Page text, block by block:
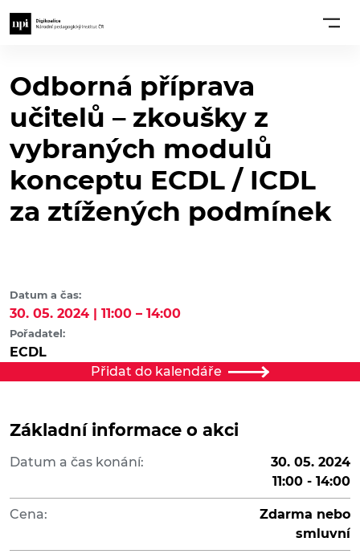
Odborná příprava
učitelů – zkoušky z
vybraných modulů
konceptu ECDL / ICDL
za ztížených podmínek
Datum a čas:
30. 05. 2024 | 11:00 – 14:00
Pořadatel:
ECDL
Přidat do kalendáře
Základní informace o akci
Datum a čas konání:
30. 05. 2024
11:00 - 14:00
Cena:
Zdarma nebo
smluvní